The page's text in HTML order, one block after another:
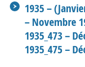
1935 – (
– Novembre
1935_473–
1935_475–